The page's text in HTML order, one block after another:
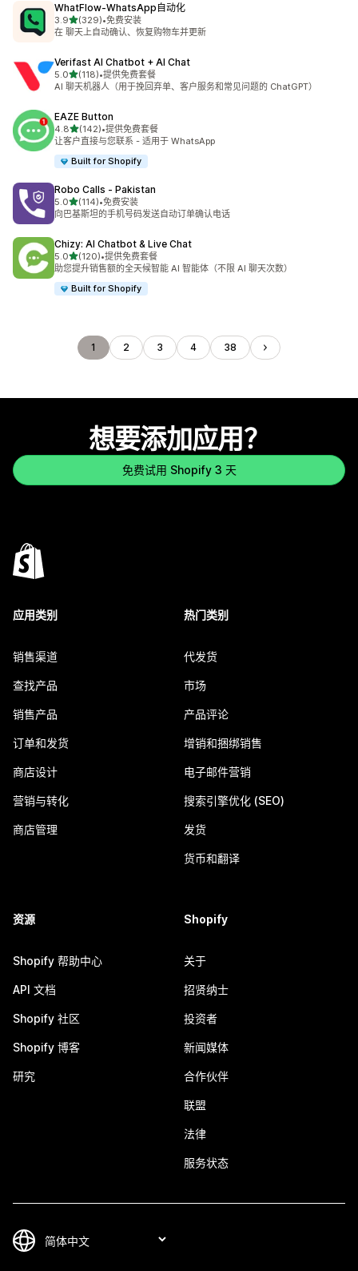
WhatFlow‑WhatsApp自动化
3.9星（满分 5 星）
(329)
总共 329 条评论
•免费安装
在 聊天上自动确认、恢复购物车并更新
Verifast AI Chatbot + AI Chat
5.0星（满分 5 星）
(118)
总共 118 条评论
•提供免费套餐
AI 聊天机器人（用于挽回弃单、客户服务和常见问题的 ChatGPT）
EAZE Button
4.8星（满分 5 星）
(142)
总共 142 条评论
•提供免费套餐
让客户直接与您联系 - 适用于 WhatsApp
Built for Shopify
Robo Calls ‑ Pakistan
5.0星（满分 5 星）
(114)
总共 114 条评论
•免费安装
向巴基斯坦的手机号码发送自动订单确认电话
Chizy: AI Chatbot & Live Chat
5.0星（满分 5 星）
(120)
总共 120 条评论
•提供免费套餐
助您提升销售额的全天候智能 AI 智能体（不限 AI 聊天次数）
Built for Shopify
1 2 3 4 38
想要添加应用？
免费试用 Shopify 3 天
应用类别
销售渠道
查找产品
销售产品
订单和发货
商店设计
营销与转化
商店管理
热门类别
代发货
市场
产品评论
增销和捆绑销售
电子邮件营销
搜索引擎优化 (SEO)
发货
货币和翻译
资源
Shopify 帮助中心
API 文档
Shopify 社区
Shopify 博客
研究
Shopify
关于
招贤纳士
投资者
新闻媒体
合作伙伴
联盟
法律
服务状态